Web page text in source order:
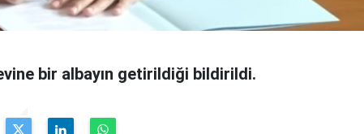
bir albayın getirildiği bildirildi.